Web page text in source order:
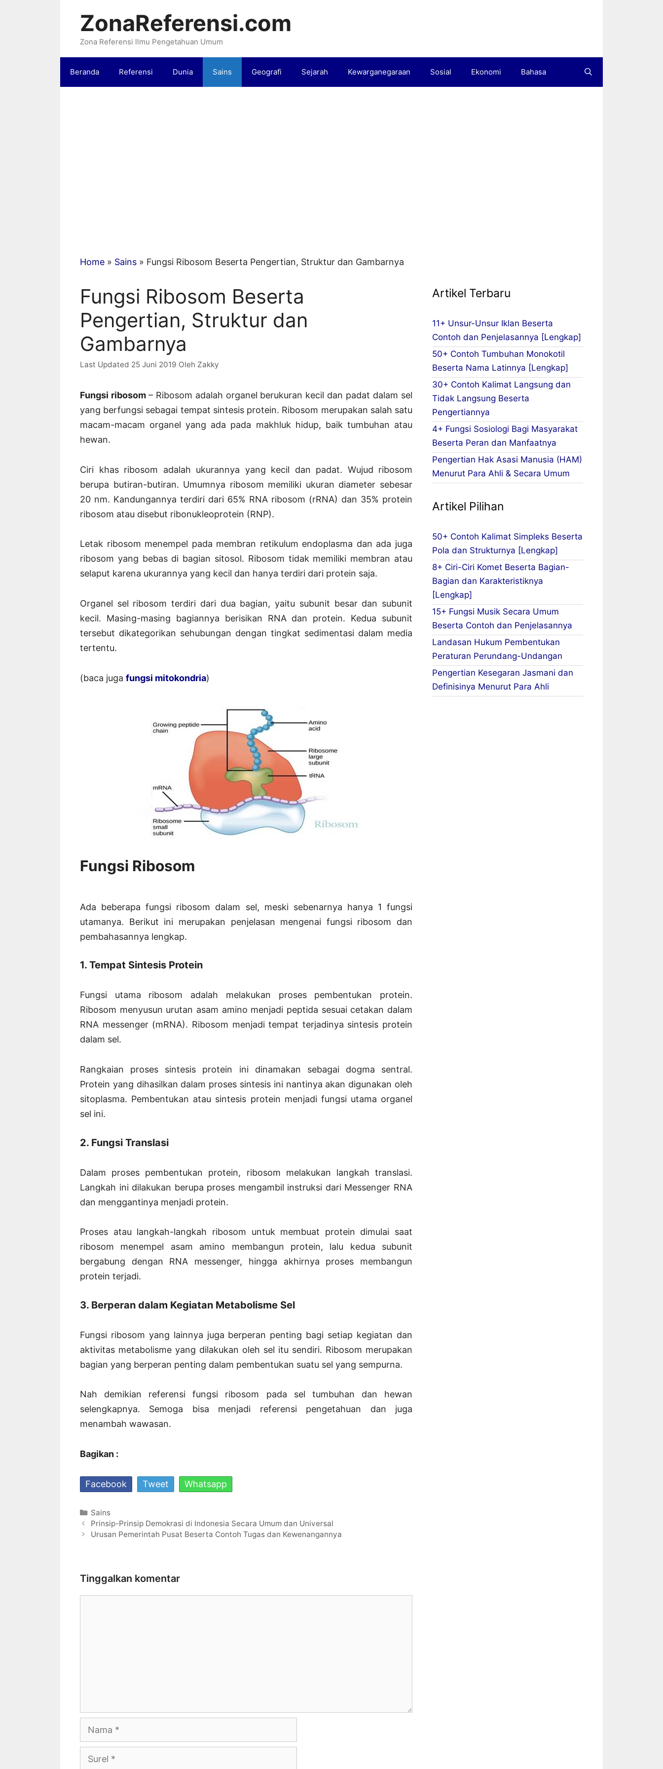
ZonaReferensi.com
Zona Referensi llmu Pengetahuan Umum
Beranda Referensi Dunia Sains Geografi Sejarah Kewarganegaraan Sosial Ekonomi Bahasa
Home » Sains » Fungsi Ribosom Beserta Pengertian, Struktur dan Gambarnya
Fungsi Ribosom Beserta
Pengertian, Struktur dan
Gambarnya
25 Juni 2019 Oleh Zakky
Fungsi ribosom – Ribosom adalah organel berukuran kecil dan padat dalam sel
yang berfungsi sebagai tempat sintesis protein. Ribosom merupakan salah satu
macam-macam organel yang ada pada makhluk hidup, baik tumbuhan atau
hewan.
Ciri khas ribosom adalah ukurannya yang kecil dan padat. Wujud ribosom
berupa butiran-butiran. Umumnya ribosom memiliki ukuran diameter sebesar
20 nm. Kandungannya terdiri dari 65% RNA ribosom (rRNA) dan 35% protein
ribosom atau disebut ribonukleoprotein (RNP).
Letak ribosom menempel pada membran retikulum endoplasma dan ada juga
ribosom yang bebas di bagian sitosol. Ribosom tidak memiliki membran atau
selaput karena ukurannya yang kecil dan hanya terdiri dari protein saja.
Organel sel ribosom terdiri dari dua bagian, yaitu subunit besar dan subunit
kecil. Masing-masing bagiannya berisikan RNA dan protein. Kedua subunit
tersebut dikategorikan sehubungan dengan tingkat sedimentasi dalam media
tertentu.
(baca juga fungsi mitokondria)
Fungsi Ribosom
Ada beberapa fungsi ribosom dalam sel, meski sebenarnya hanya 1 fungsi
utamanya. Berikut ini merupakan penjelasan mengenai fungsi ribosom dan
pembahasannya lengkap.
1. Tempat Sintesis Protein
Fungsi utama ribosom adalah melakukan proses pembentukan protein.
Ribosom menyusun urutan asam amino menjadi peptida sesuai cetakan dalam
RNA messenger (mRNA). Ribosom menjadi tempat terjadinya sintesis protein
dalam sel.
Rangkaian proses sintesis protein ini dinamakan sebagai dogma sentral.
Protein yang dihasilkan dalam proses sintesis ini nantinya akan digunakan oleh
sitoplasma. Pembentukan atau sintesis protein menjadi fungsi utama organel
sel ini.
2. Fungsi Translasi
Dalam proses pembentukan protein, ribosom melakukan langkah translasi.
Langkah ini dilakukan berupa proses mengambil instruksi dari Messenger RNA
dan menggantinya menjadi protein.
Proses atau langkah-langkah ribosom untuk membuat protein dimulai saat
ribosom menempel asam amino membangun protein, lalu kedua subunit
bergabung dengan RNA messenger, hingga akhirnya proses membangun
protein terjadi.
3. Berperan dalam Kegiatan Metabolisme Sel
Fungsi ribosom yang lainnya juga berperan penting bagi setiap kegiatan dan
aktivitas metabolisme yang dilakukan oleh sel itu sendiri. Ribosom merupakan
bagian yang berperan penting dalam pembentukan suatu sel yang sempurna.
Nah demikian referensi fungsi ribosom pada sel tumbuhan dan hewan
selengkapnya. Semoga bisa menjadi referensi pengetahuan dan juga
menambah wawasan.
Bagikan :
Facebook Tweet Whatsapp
Kategori
Sains
Navigasi
Tulisan
Prinsip-Prinsip Demokrasi di Indonesia Secara Umum dan Universal
Urusan Pemerintah Pusat Beserta Contoh Tugas dan Kewenangannya
Tinggalkan komentar
Nama
Surel
Artikel Terbaru
11+ Unsur-Unsur Iklan Beserta
Contoh dan Penjelasannya [Lengkap]
50+ Contoh Tumbuhan Monokotil
Beserta Nama Latinnya [Lengkap]
30+ Contoh Kalimat Langsung dan
Tidak Langsung Beserta
Pengertiannya
4+ Fungsi Sosiologi Bagi Masyarakat
Beserta Peran dan Manfaatnya
Pengertian Hak Asasi Manusia (HAM)
Menurut Para Ahli & Secara Umum
Artikel Pilihan
50+ Contoh Kalimat Simpleks Beserta
Pola dan Strukturnya [Lengkap]
8+ Ciri-Ciri Komet Beserta Bagian-
Bagian dan Karakteristiknya
[Lengkap]
15+ Fungsi Musik Secara Umum
Beserta Contoh dan Penjelasannya
Landasan Hukum Pembentukan
Peraturan Perundang-Undangan
Pengertian Kesegaran Jasmani dan
Definisinya Menurut Para Ahli